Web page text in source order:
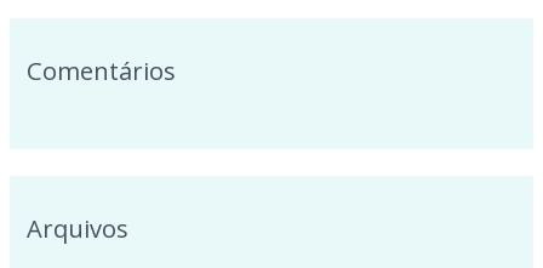
Comentários
Arquivos